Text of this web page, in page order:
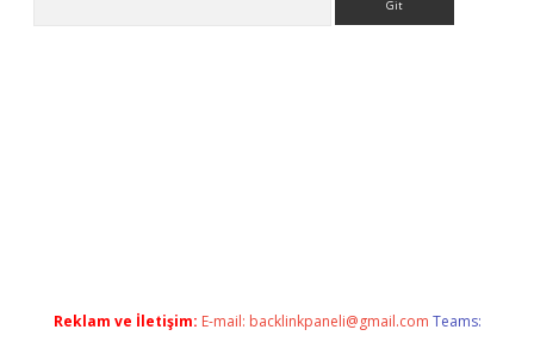
Reklam ve İletişim: E-mail: backlinkpaneli@gmail.com Teams: